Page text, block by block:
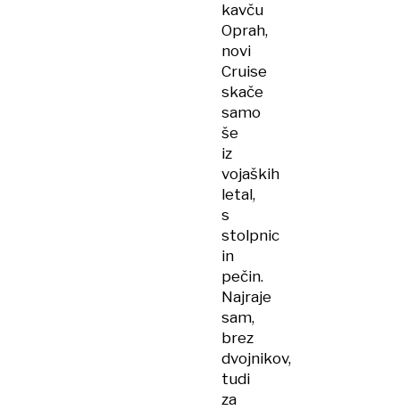
kavču
Oprah,
novi
Cruise
skače
samo
še
iz
vojaških
letal,
s
stolpnic
in
pečin.
Najraje
sam,
brez
dvojnikov,
tudi
za